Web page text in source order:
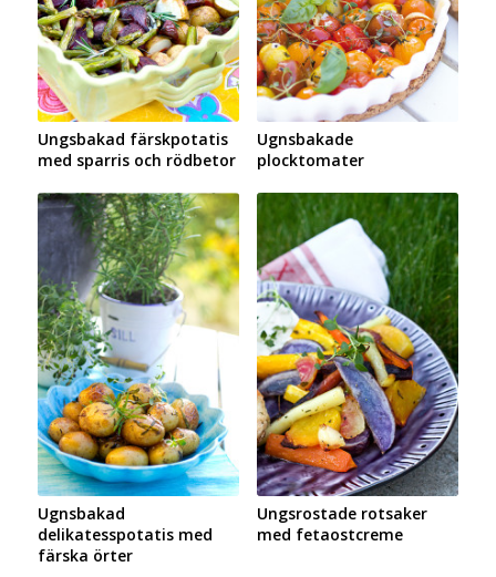
Ungsbakad färskpotatis
med sparris och rödbetor
Ugnsbakade
plocktomater
Ugnsbakad
delikatesspotatis med
färska örter
Ungsrostade rotsaker
med fetaostcreme